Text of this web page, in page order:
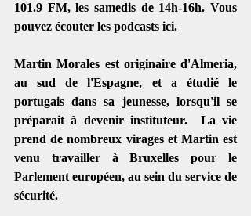
101.9 FM, les samedis de 14h-16h. Vous
pouvez écouter les podcasts ici.
Martin Morales est originaire d'Almeria,
au sud de l'Espagne, et a étudié le
portugais dans sa jeunesse, lorsqu'il se
préparait à devenir instituteur.  La vie
prend de nombreux virages et Martin est
venu travailler à Bruxelles pour le
Parlement européen, au sein du service de
sécurité.